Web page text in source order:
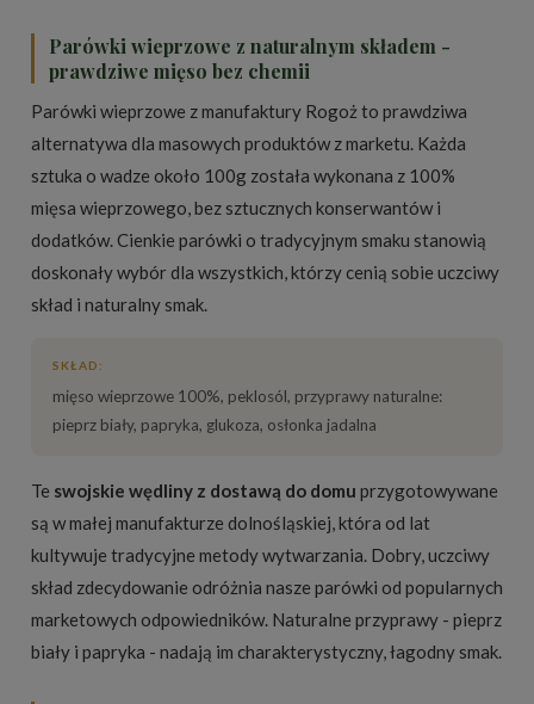
Parówki wieprzowe z naturalnym składem -
prawdziwe mięso bez chemii
Parówki wieprzowe z manufaktury Rogoż to prawdziwa
alternatywa dla masowych produktów z marketu. Każda
sztuka o wadze około 100g została wykonana z 100%
mięsa wieprzowego, bez sztucznych konserwantów i
dodatków. Cienkie parówki o tradycyjnym smaku stanowią
doskonały wybór dla wszystkich, którzy cenią sobie uczciwy
skład i naturalny smak.
SKŁAD:
mięso wieprzowe 100%, peklosól, przyprawy naturalne:
pieprz biały, papryka, glukoza, osłonka jadalna
Te swojskie wędliny z dostawą do domu przygotowywane
są w małej manufakturze dolnośląskiej, która od lat
kultywuje tradycyjne metody wytwarzania. Dobry, uczciwy
skład zdecydowanie odróżnia nasze parówki od popularnych
marketowych odpowiedników. Naturalne przyprawy - pieprz
biały i papryka - nadają im charakterystyczny, łagodny smak.